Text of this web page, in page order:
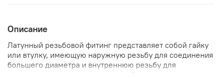
Описание
Латунный резьбовой фитинг представляет собой гайку
или втулку, имеющую наружную резьбу для соединения
большего диаметра и внутреннюю резьбу для